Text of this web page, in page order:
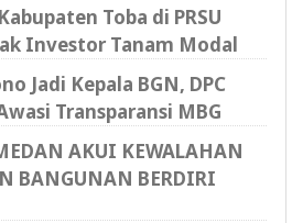
Toba di PRSU
Investor Tanam Modal
Jadi Kepala BGN, DPC
Transparansi MBG
AKUI KEWALAHAN
BANGUNAN BERDIRI